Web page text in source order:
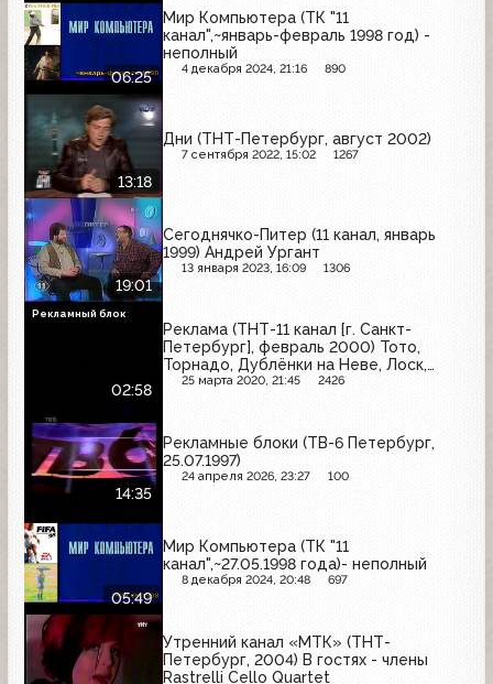
06:25
Мир Компьютера (ТК "11
канал",~январь-февраль 1998 год) -
неполный
4 декабря 2024, 21:16 890
13:18
Дни (ТНТ-Петербург, август 2002)
7 сентября 2022, 15:02 1267
19:01
Сегоднячко-Питер (11 канал, январь
1999) Андрей Ургант
13 января 2023, 16:09 1306
02:58
Реклама (ТНТ-11 канал [г. Санкт-
Петербург], февраль 2000) Тото,
Торнадо, Дублёнки на Неве, Лоск,
Дары Покрова, Тисасен, Schauma,
25 марта 2020, 21:45 2426
Рекламный блок
14:35
Рекламные блоки (ТВ-6 Петербург,
25.07.1997)
24 апреля 2026, 23:27 100
05:49
Мир Компьютера (ТК "11
канал",~27.05.1998 года)- неполный
8 декабря 2024, 20:48 697
Утренний канал «МТК» (ТНТ-
Петербург, 2004) В гостях - члены
Rastrelli Cello Quartet